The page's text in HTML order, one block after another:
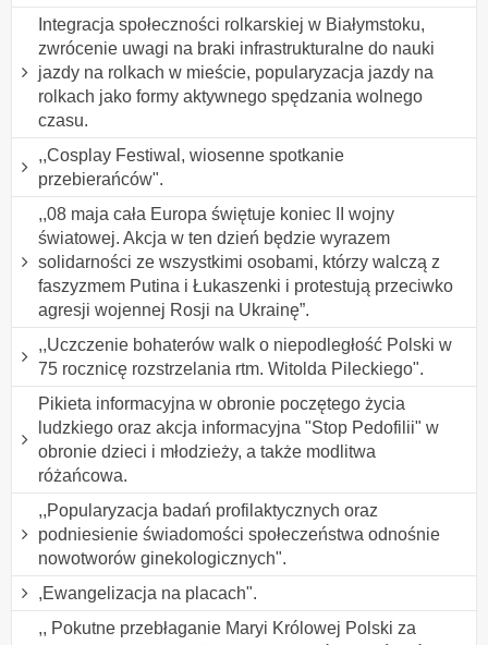
Integracja społeczności rolkarskiej w Białymstoku,
zwrócenie uwagi na braki infrastrukturalne do nauki
jazdy na rolkach w mieście, popularyzacja jazdy na
rolkach jako formy aktywnego spędzania wolnego
czasu.
,,Cosplay Festiwal, wiosenne spotkanie
przebierańców".
,,08 maja cała Europa świętuje koniec II wojny
światowej. Akcja w ten dzień będzie wyrazem
solidarności ze wszystkimi osobami, którzy walczą z
faszyzmem Putina i Łukaszenki i protestują przeciwko
agresji wojennej Rosji na Ukrainę”.
,,Uczczenie bohaterów walk o niepodległość Polski w
75 rocznicę rozstrzelania rtm. Witolda Pileckiego".
Pikieta informacyjna w obronie poczętego życia
ludzkiego oraz akcja informacyjna "Stop Pedofilii" w
obronie dzieci i młodzieży, a także modlitwa
różańcowa.
,,Popularyzacja badań profilaktycznych oraz
podniesienie świadomości społeczeństwa odnośnie
nowotworów ginekologicznych".
,Ewangelizacja na placach".
,, Pokutne przebłaganie Maryi Królowej Polski za